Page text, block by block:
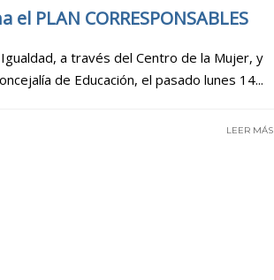
PLAN CORRESPONSABLES
a través del Centro de la Mujer, y
de Educación, el pasado lunes 14...
LEER MÁS